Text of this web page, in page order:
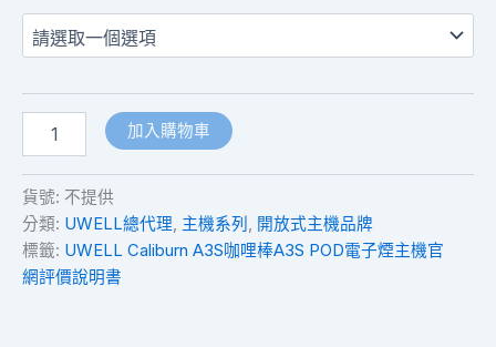
加入購物車
貨號: 不提供
分類: UWELL總代理, 主機系列 , 開放式主機品牌
標籤: UWELL Caliburn A3S咖哩棒A3S POD電子煙主機官
網評價說明書